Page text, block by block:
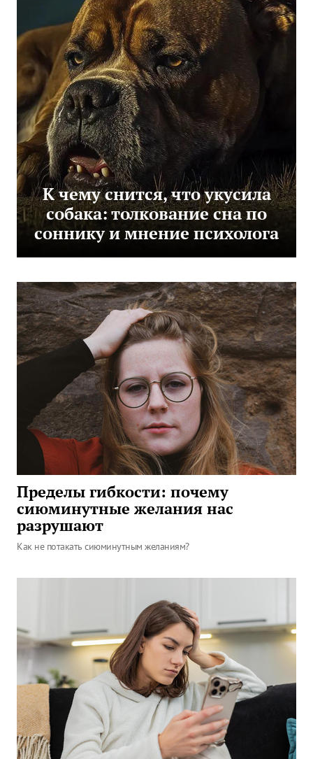
К чему снится, что укусила
собака: толкование сна по
соннику и мнение психолога
Пределы гибкости: почему
сиюминутные желания нас
разрушают
Как не потакать сиюминутным желаниям?